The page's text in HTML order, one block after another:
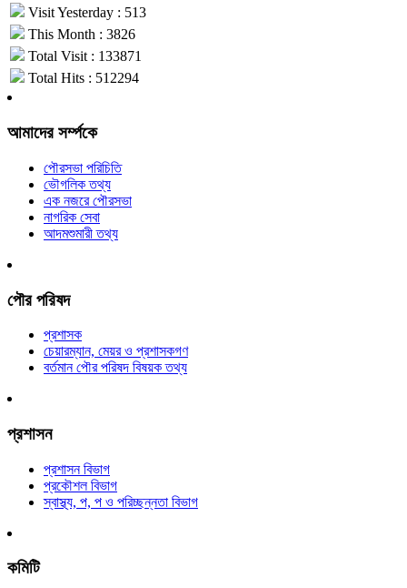
Visit Yesterday : 513
This Month : 3826
Total Visit : 133871
Total Hits : 512294
আমাদের সর্ম্পকে
পৌরসভা পরিচিতি
ভৌগলিক তথ্য
এক নজরে পৌরসভা
নাগরিক সেবা
আদমশুমারী তথ্য
পৌর পরিষদ
প্রশাসক
চেয়ারম্যান, মেয়র ও প্রশাসকগণ
বর্তমান পৌর পরিষদ বিষয়ক তথ্য
প্রশাসন
প্রশাসন বিভাগ
প্রকৌশল বিভাগ
স্বাস্থ্য, প, প ও পরিচ্ছন্নতা ‍বিভাগ
কমিটি